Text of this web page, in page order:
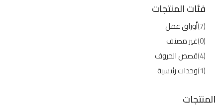
فئات المنتجات
أوراق عمل (7)
غير مصنف (0)
قصص الحروف (4)
وحدات رئيسية (1)
المنتجات